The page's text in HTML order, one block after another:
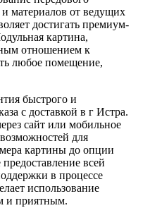
материалов от ведущих
достигать премиум-
картина,
отношением к
любое помещение,
быстрого и
с доставкой в г Истра.
сайт или мобильное
для
картины до опции
всей
в процессе
использование
и приятным.